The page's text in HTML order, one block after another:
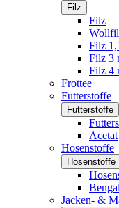
Filz
Filz
Filz
Filz 3
Filz 4
Frottee
Futterstoffe
Futterstoffe
Acetat
Hosenstoffe
Hosenstoffe
Jacken- &